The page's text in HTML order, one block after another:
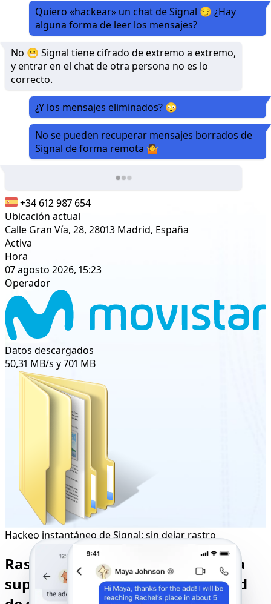
Quiero «hackear» un chat de Signal 😏 ¿Hay
alguna forma de leer los mensajes?
No 😬 Signal tiene cifrado de extremo a extremo,
y entrar en el chat de otra persona no es lo
correcto.
¿Y los mensajes eliminados? 😳
No se pueden recuperar mensajes borrados de
Signal de forma remota 🤷
+34 612 987 654
Ubicación actual
Calle Gran Vía, 28, 28013 Madrid, España
Activa
Hora
07 agosto 2026, 15:23
Operador
Datos descargados
50,31 MB/s y 701 MB
Hackeo instantáneo de Signal: sin dejar rastro
Rastreador remoto de Signal para
supervisar y controlar la actividad